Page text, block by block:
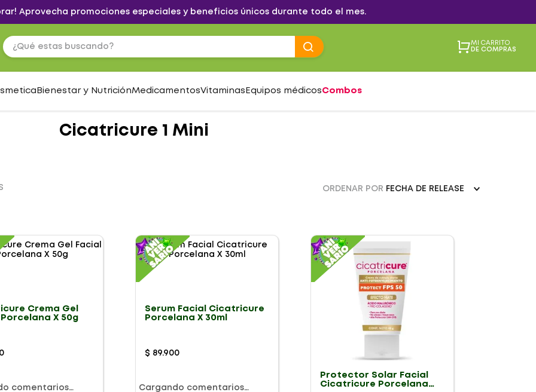
Aprovecha promociones especiales y beneficios únicos durante todo el mes.
¿Qué estas buscando?
MI CARRITO
DE COMPRAS
Bienestar y NutriciónMedicamentosVitaminas Equipos médicosCombos
Cicatricure 1 Mini
ORDENAR POR FECHA DE RELEASE
Gel
X 50g
comentarios…
Serum Facial Cicatricure
Porcelana X 30ml
$ 89.900
Cargando comentarios…
Protector Solar Facial
Cicatricure Porcelana